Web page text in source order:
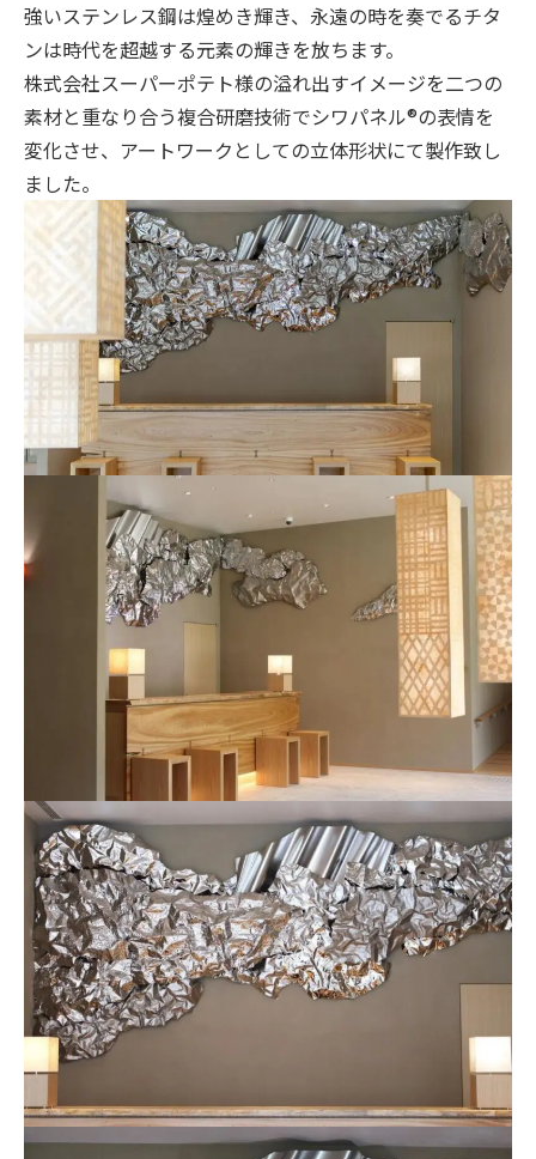
強いステンレス鋼は煌めき輝き、永遠の時を奏でるチタ
ンは時代を超越する元素の輝きを放ちます。
株式会社スーパーポテト様の溢れ出すイメージを二つの
素材と重なり合う複合研磨技術でシワパネル®︎の表情を
変化させ、アートワークとしての立体形状にて製作致し
ました。